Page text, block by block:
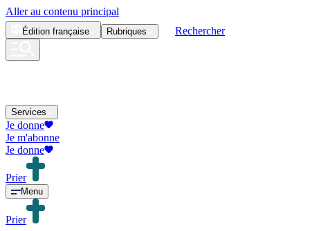
Aller au contenu principal
Édition française Rubriques Rechercher
Services
Je donne
Je m'abonne
Je donne
Prier
Menu
Prier